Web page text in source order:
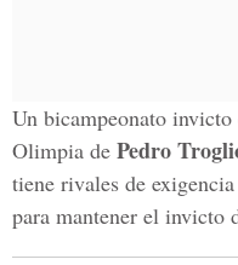
Un bicampeonato
Olimpia de Pedro
tiene rivales de
para mantener el invicto